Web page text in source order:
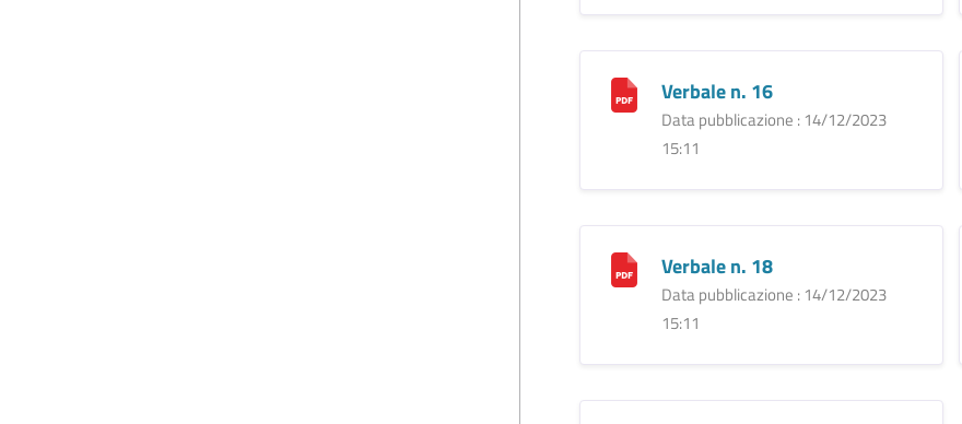
Verbale n. 16
Data pubblicazione : 14/12/2023
15:11
Verbale n. 18
Data pubblicazione : 14/12/2023
15:11